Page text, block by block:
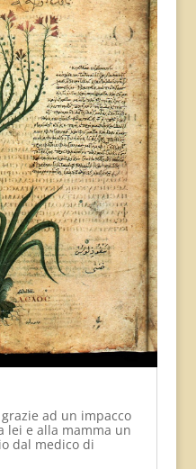
ad un impacco
lei e alla mamma un
dal medico di